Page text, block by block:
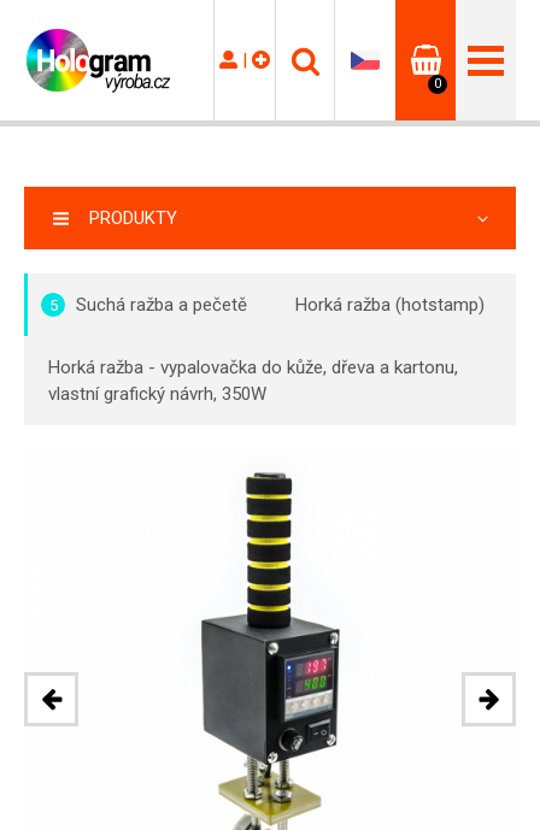
|
0
PRODUKTY
5 Suchá ražba a pečetě Horká ražba (hotstamp)
Horká ražba - vypalovačka do kůže, dřeva a kartonu,
vlastní grafický návrh, 350W